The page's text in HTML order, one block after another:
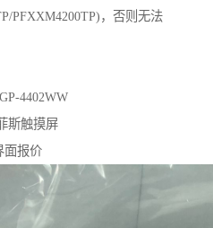
PFXXM4200TP)，否则无法
4402WW
触摸屏
报价